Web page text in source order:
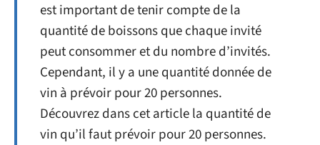
est important de tenir compte de la
quantité de boissons que chaque invité
peut consommer et du nombre d’invités.
Cependant, il y a une quantité donnée de
vin à prévoir pour 20 personnes.
Découvrez dans cet article la quantité de
vin qu’il faut prévoir pour 20 personnes.